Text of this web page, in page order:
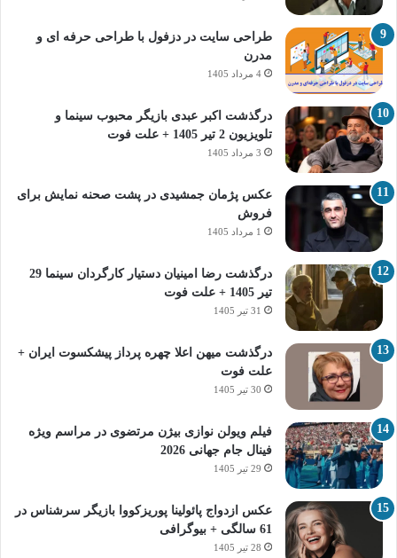
طراحی سایت در دزفول با طراحی حرفه‌ ای و
مدرن
4 مرداد 1405
درگذشت اکبر عبدی بازیگر محبوب سینما و
تلویزیون 2 تیر 1405 + علت فوت
3 مرداد 1405
عکس پژمان جمشیدی در پشت صحنه نمایش برای
فروش
1 مرداد 1405
درگذشت رضا امینیان دستیار کارگردان سینما 29
تیر 1405 + علت فوت
31 تیر 1405
درگذشت میهن اعلا چهره پرداز پیشکسوت ایران +
علت فوت
30 تیر 1405
فیلم ویولن نوازی بیژن مرتضوی در مراسم ویژه
فینال جام جهانی 2026
29 تیر 1405
عکس ازدواج پائولینا پوریزکووا بازیگر سرشناس در
61 سالگی + بیوگرافی
28 تیر 1405